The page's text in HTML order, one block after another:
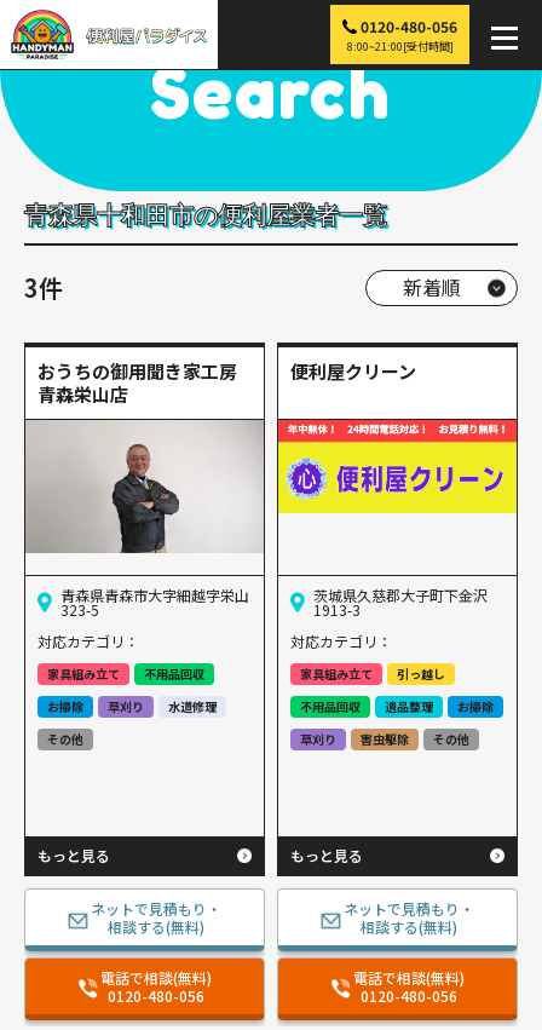
0120-480-056
8:00~21:00[受付時間]
便利屋パラダイス > 探す > 十和田市
Search
青森県十和田市の便利屋業者一覧
3件
おうちの御用聞き家工房
青森栄山店
青森県青森市大字細越字栄山
323-5
対応カテゴリ：
家具組み立て
不用品回収
お掃除
草刈り
水道修理
その他
もっと見る
ネットで見積もり・
相談する(無料)
電話で相談(無料)
0120-480-056
便利屋クリーン
茨城県久慈郡大子町下金沢
1913-3
対応カテゴリ：
家具組み立て
引っ越し
不用品回収
遺品整理
お掃除
草刈り
害虫駆除 その他
もっと見る
ネットで見積もり・
相談する(無料)
電話で相談(無料)
0120-480-056